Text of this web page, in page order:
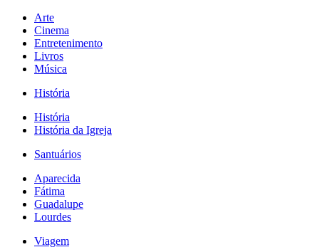
Arte
Cinema
Entretenimento
Livros
Música
História
História
História da Igreja
Santuários
Aparecida
Fátima
Guadalupe
Lourdes
Viagem